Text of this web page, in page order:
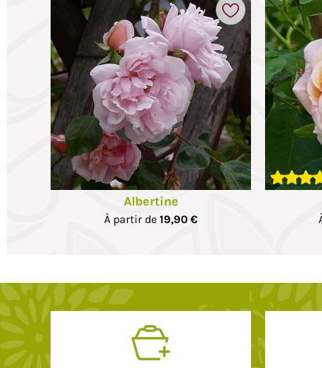
Albertine
À partir de 19,90 €
Ajouter à mes favoris